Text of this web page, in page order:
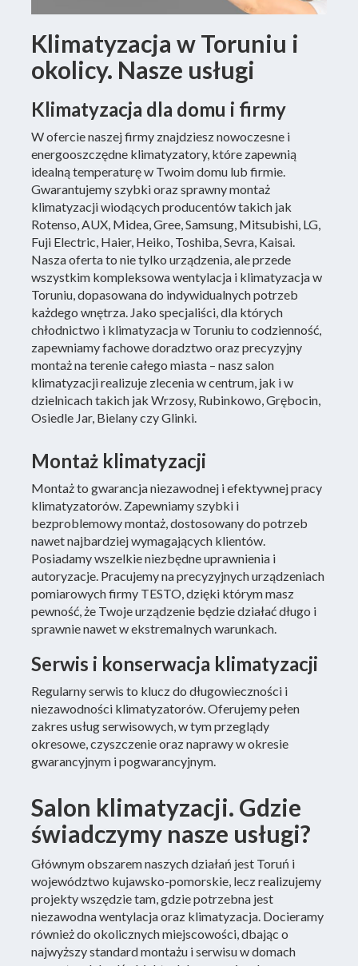
Klimatyzacja w Toruniu i
okolicy. Nasze usługi
Klimatyzacja dla domu i firmy
W ofercie naszej firmy znajdziesz nowoczesne i
energooszczędne klimatyzatory, które zapewnią
idealną temperaturę w Twoim domu lub firmie.
Gwarantujemy szybki oraz sprawny montaż
klimatyzacji wiodących producentów takich jak
Rotenso, AUX, Midea, Gree, Samsung, Mitsubishi, LG,
Fuji Electric, Haier, Heiko, Toshiba, Sevra, Kaisai.
Nasza oferta to nie tylko urządzenia, ale przede
wszystkim kompleksowa wentylacja i klimatyzacja w
Toruniu, dopasowana do indywidualnych potrzeb
każdego wnętrza. Jako specjaliści, dla których
chłodnictwo i klimatyzacja w Toruniu to codzienność,
zapewniamy fachowe doradztwo oraz precyzyjny
montaż na terenie całego miasta – nasz salon
klimatyzacji realizuje zlecenia w centrum, jak i w
dzielnicach takich jak Wrzosy, Rubinkowo, Grębocin,
Osiedle Jar, Bielany czy Glinki.
Montaż klimatyzacji
Montaż to gwarancja niezawodnej i efektywnej pracy
klimatyzatorów. Zapewniamy szybki i
bezproblemowy montaż, dostosowany do potrzeb
nawet najbardziej wymagających klientów.
Posiadamy wszelkie niezbędne uprawnienia i
autoryzacje. Pracujemy na precyzyjnych urządzeniach
pomiarowych firmy TESTO, dzięki którym masz
pewność, że Twoje urządzenie będzie działać długo i
sprawnie nawet w ekstremalnych warunkach.
Serwis i konserwacja klimatyzacji
Regularny serwis to klucz do długowieczności i
niezawodności klimatyzatorów. Oferujemy pełen
zakres usług serwisowych, w tym przeglądy
okresowe, czyszczenie oraz naprawy w okresie
gwarancyjnym i pogwarancyjnym.
Salon klimatyzacji. Gdzie
świadczymy nasze usługi?
Głównym obszarem naszych działań jest Toruń i
województwo kujawsko-pomorskie, lecz realizujemy
projekty wszędzie tam, gdzie potrzebna jest
niezawodna wentylacja oraz klimatyzacja. Docieramy
również do okolicznych miejscowości, dbając o
najwyższy standard montażu i serwisu w domach